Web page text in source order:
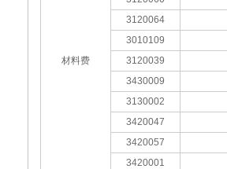
材料费
3120064
3010109
3120039
3430009
3130002
3420047
3420057
3420001